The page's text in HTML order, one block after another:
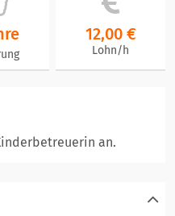
12,00 €
Lohn/h
an.